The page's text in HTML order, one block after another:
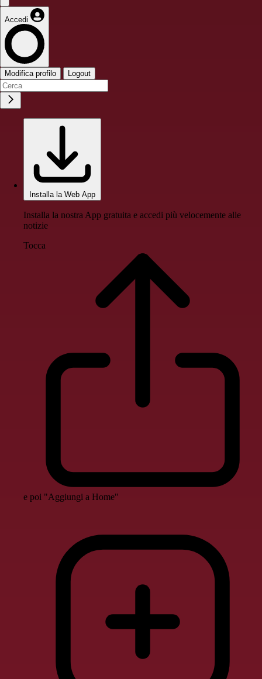
Accedi
Modifica profilo Logout
Installa la Web App
Installa la nostra App gratuita e accedi più velocemente alle
notizie
Tocca
e poi "Aggiungi a Home"